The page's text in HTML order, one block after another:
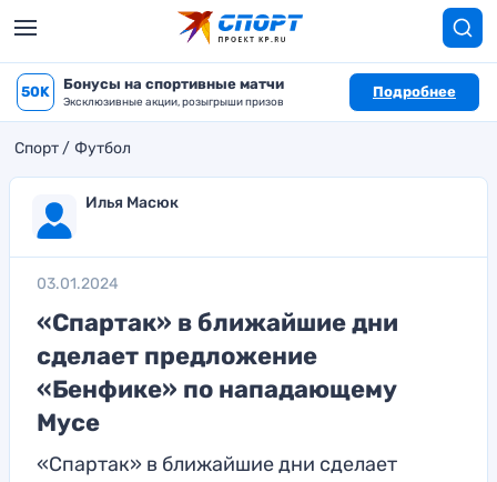
50K Бонусы на спортивные матчи
Эксклюзивные акции, розыгрыши призов
Подробнее
Спорт Футбол
Илья Масюк
03.01.2024
«Спартак» в ближайшие дни
сделает предложение
«Бенфике» по нападающему
Мусе
«Спартак» в ближайшие дни сделает